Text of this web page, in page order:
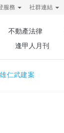
服務 社群連結
不動產法律
逢甲人月刊
仁武建案